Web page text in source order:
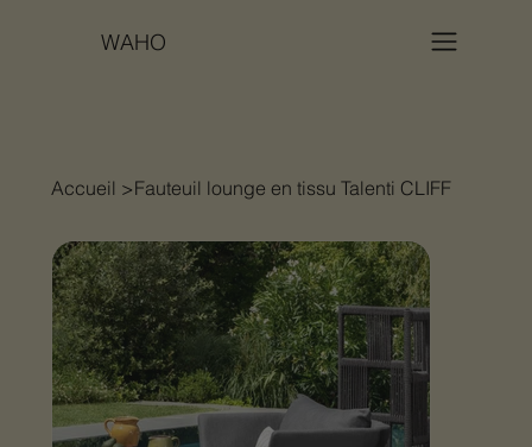
WAHO
Accueil >Fauteuil lounge en tissu Talenti CLIFF